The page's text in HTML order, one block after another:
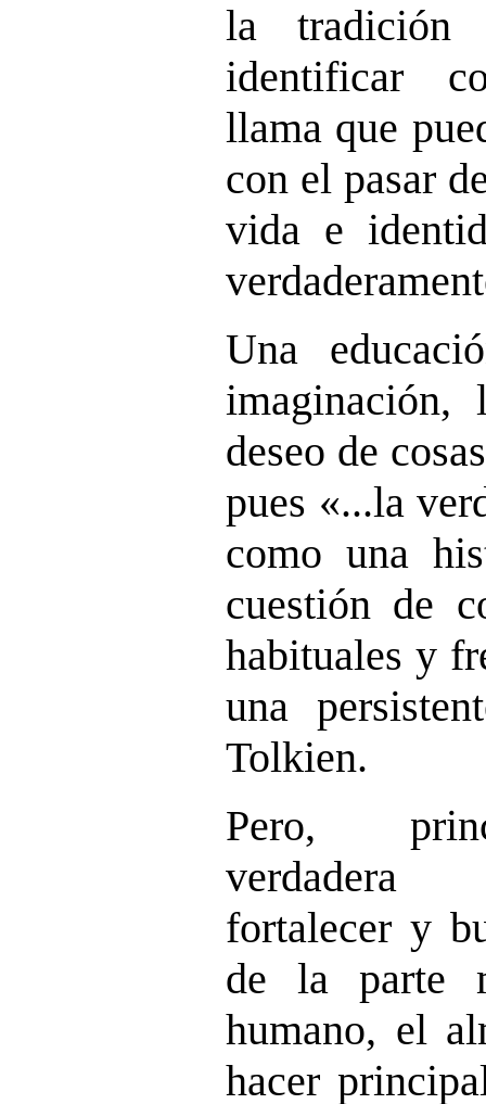
la tradición
identificar
llama que
con el pasar
vida e
Una
deseo de
pues «...la
como una
cuestión de
habituales y
una
Tolkien.
Pero,
verdadera
fortalecer y
de la parte
humano, el
hacer